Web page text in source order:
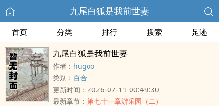
九尾白狐是我前世妻
首页 分类 排行 搜索 足迹
九尾白狐是我前世妻
作者： hugoo
类别： 百合
更新时间： 2026-07-11 00:49:30
最新章节： 第七十一章游乐园（二）